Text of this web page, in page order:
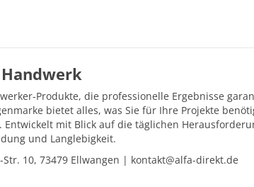
Produkte, die professionelle Ergebnisse
bietet alles, was Sie für Ihre Projekte
mit Blick auf die täglichen
und Langlebigkeit.
10, 73479 Ellwangen | kontakt@alfa-direkt.de